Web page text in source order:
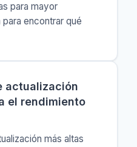
para mayor
encontrar qué
actualización
el rendimiento
más altas